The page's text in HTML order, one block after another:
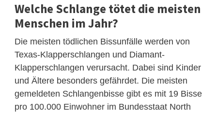
Welche Schlange tötet die meisten
Menschen im Jahr?
Die meisten tödlichen Bissunfälle werden von
Texas-Klapperschlangen und Diamant-
Klapperschlangen verursacht. Dabei sind Kinder
und Ältere besonders gefährdet. Die meisten
gemeldeten Schlangenbisse gibt es mit 19 Bisse
pro 100.000 Einwohner im Bundesstaat North